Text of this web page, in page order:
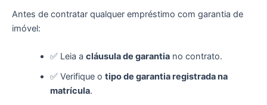
Antes de contratar qualquer empréstimo com garantia de
imóvel:
✅ Leia a cláusula de garantiano contrato.
✅ Verifique o tipo de garantia registrada na
matrícula.